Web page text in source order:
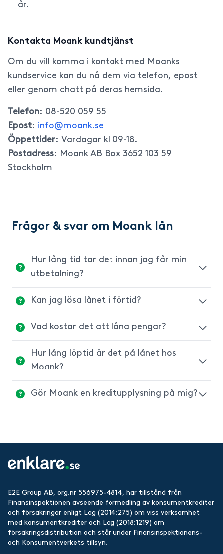
år.
Kontakta Moank kundtjänst
Om du vill komma i kontakt med Moanks
kundservice kan du nå dem via telefon, epost
eller genom chatt på deras hemsida.
Telefon: 08-520 059 55
Epost: info@moank.se
Öppettider: Vardagar kl 09-18.
Postadress: Moank AB Box 3652 103 59
Stockholm
Frågor & svar om Moank lån
Hur lång tid tar det innan jag får min
utbetalning?
Hos Moank tar det mellan 1-3 arbetsdagar
pengarna finns tillgängliga på ditt konto.
Kan jag lösa lånet i förtid?
Ja, kontakta kundtjänst på info@moank
Vad kostar det att låna pengar?
Räntan hos Moank sätts individuellt, ligger
mellan 3,9% - 14,95% och baseras på flera
en uppläggningsavgift på 395 kr.
Hur lång löptid är det på lånet hos
Moank?
Löptiden hos Moank är mellan 1-15 år.
Gör Moank en kreditupplysning på mig?
E2E Group AB, org.nr 556975-4814, har tillstånd från
Finansinspektionen avseende förmedling av konsumentkrediter
och försäkringar enligt Lag (2014:275) om viss verksamhet
med konsumentkrediter och Lag (2018:1219) om
försäkringsdistribution och står under Finansinspektionens-
och Konsumentverkets tillsyn.